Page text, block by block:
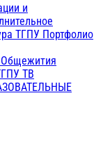
и
ТГПУ Портфолио
Общежития
ТВ